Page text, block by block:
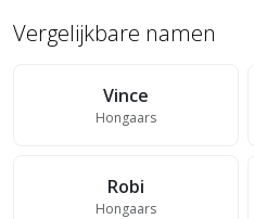
Vergelijkbare namen
Vince
Hongaars
Robi
Hongaars